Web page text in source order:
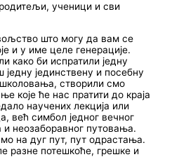
ученици и сви
што могу да вам се
и у име целе генерације.
како би испратили једну
једну јединствену и посебну
створили смо
које ће нас пратити до краја
научених лекција или
већ симбол једног вечног
неозаборавног путовања.
на дуг пут, пут одрастања.
разне потешкоће, грешке и